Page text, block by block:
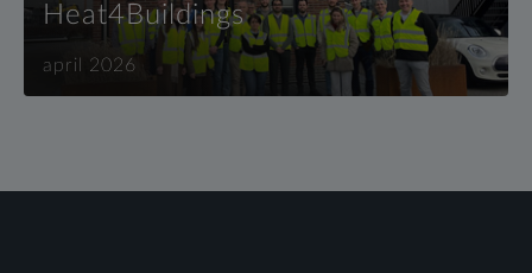
Heat4Buildings
april 2026